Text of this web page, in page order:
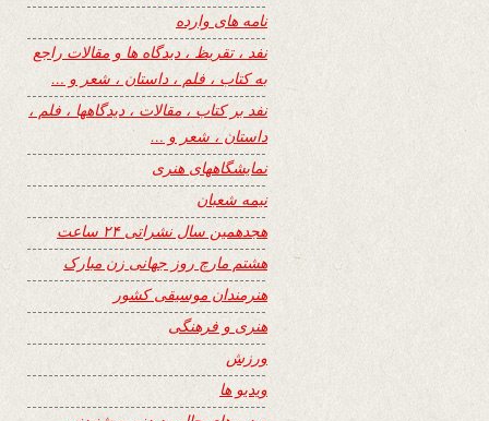
نامه های وارده
نفد ، تقریظ ، دیدگاه ها و مقالات راجع
به کتاب ، فلم ، داستان ، شعر و …
نفد بر کتاب ، مقالات ، دیدگاهها ، فلم ،
داستان ، شعر و …
نمایشگاههای هنری
نیمه شعبان
هجدهمین سال نشراتی ۲۴ ساعت
هشتم مارچ روز جهانی زن مبارک
هنرمندان موسیقی کشور
هنری و فرهنگی
ورزش
ویدیو ها